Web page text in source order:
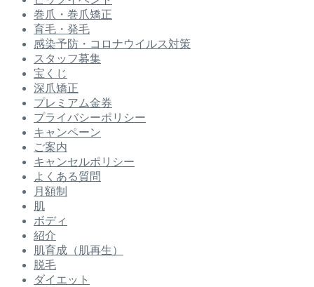
巻爪・巻爪矯正
育毛・発毛
感染予防・コロナウイルス対策
スタッフ募集
宝くじ
深爪矯正
プレミアム金券
プライバシーポリシー
キャンペーン
ご案内
キャンセルポリシー
よくある質問
月額制
肌
ボディ
紹介
肌育成（肌再生）
脱毛
ダイエット